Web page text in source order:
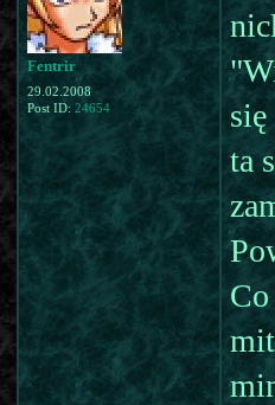
Fentrir
29.02.2008
Post ID: 24654
ta